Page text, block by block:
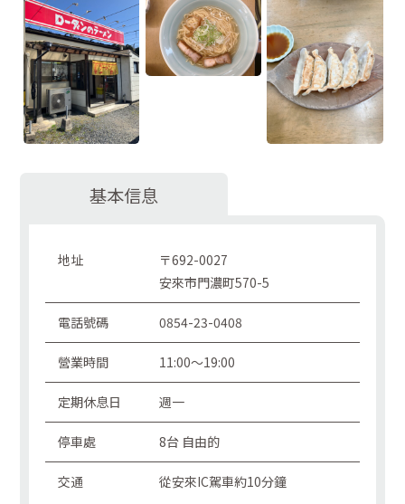
基本信息
地址
〒692-0027
安來市門濃町570-5
電話號碼 0854-23-0408
營業時間 11:00～19:00
定期休息日 週一
停車處 8台 自由的
交通 從安來IC駕車約10分鐘